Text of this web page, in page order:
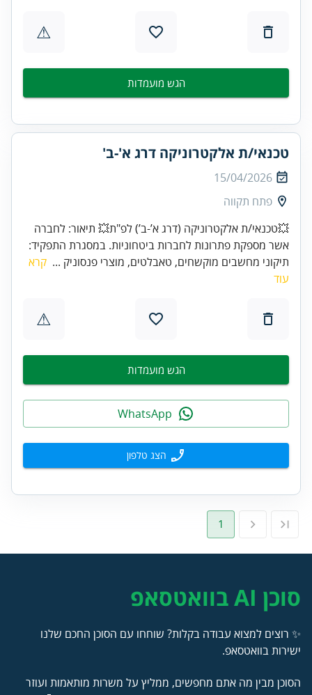
⚠
הגש מועמדות
טכנאי/ת אלקטרוניקה דרג א'-ב'
15/04/2026
פתח תקווה
💥טכנאי/ת אלקטרוניקה (דרג א’-ב’) לפ"ת💥 תיאור: לחברה
אשר מספקת פתרונות לחברות ביטחוניות. במסגרת התפקיד:
תיקוני מחשבים מוקשחים, טאבלטים, מוצרי פנסוניק ... קרא
עוד
⚠
הגש מועמדות
הצג טלפון
1
סוכן AI בוואטסאפ
✨ רוצים למצוא עבודה בקלות? שוחחו עם הסוכן החכם שלנו
ישירות בוואטסאפ.
הסוכן מבין מה אתם מחפשים, ממליץ על משרות מותאמות ועוזר